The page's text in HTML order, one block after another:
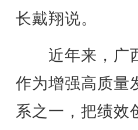
长戴翔说。
近年来，广西
作为增强高质量
系之一，把绩效